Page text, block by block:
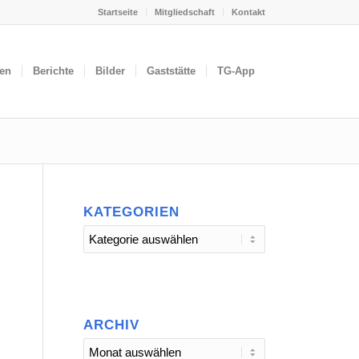
Startseite Mitgliedschaft Kontakt
Berichte Bilder Gaststätte TG-App
KATEGORIEN
Kategorien
ARCHIV